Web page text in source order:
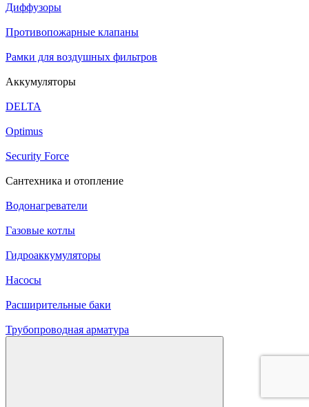
Диффузоры
Противопожарные клапаны
Рамки для воздушных фильтров
Аккумуляторы
DELTA
Optimus
Security Force
Сантехника и отопление
Водонагреватели
Газовые котлы
Гидроаккумуляторы
Насосы
Расширительные баки
Трубопроводная арматура